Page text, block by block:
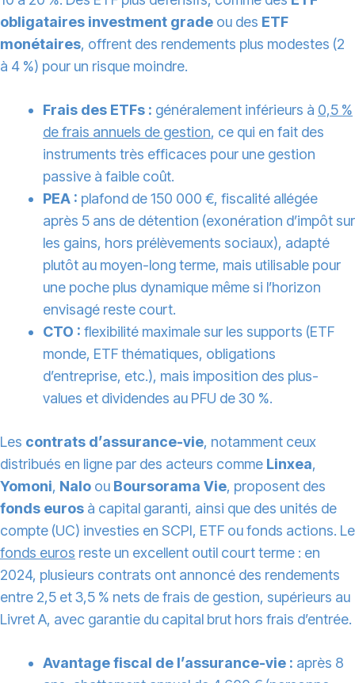
obligataires investment grade ou des ETF
monétaires, offrent des rendements plus modestes (2
à 4 %) pour un risque moindre.
Frais des ETFs : généralement inférieurs à 0,5 %
de frais annuels de gestion, ce qui en fait des
instruments très efficaces pour une gestion
passive à faible coût.
PEA : plafond de 150 000 €, fiscalité allégée
après 5 ans de détention (exonération d’impôt sur
les gains, hors prélèvements sociaux), adapté
plutôt au moyen-long terme, mais utilisable pour
une poche plus dynamique même si l’horizon
envisagé reste court.
CTO : flexibilité maximale sur les supports (ETF
monde, ETF thématiques, obligations
d’entreprise, etc.), mais imposition des plus-
values et dividendes au PFU de 30 %.
Les contrats d’assurance-vie, notamment ceux
distribués en ligne par des acteurs comme Linxea,
Yomoni, Nalo ou Boursorama Vie, proposent des
fonds euros à capital garanti, ainsi que des unités de
compte (UC) investies en SCPI, ETF ou fonds actions. Le
fonds euros reste un excellent outil court terme : en
2024, plusieurs contrats ont annoncé des rendements
entre 2,5 et 3,5 % nets de frais de gestion, supérieurs au
Livret A, avec garantie du capital brut hors frais d’entrée.
Avantage fiscal de l’assurance-vie : après 8